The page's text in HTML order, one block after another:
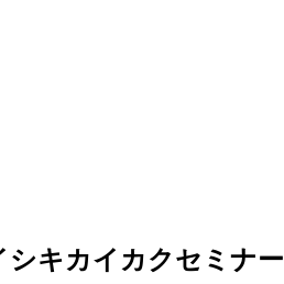
シキカイカクセミナー